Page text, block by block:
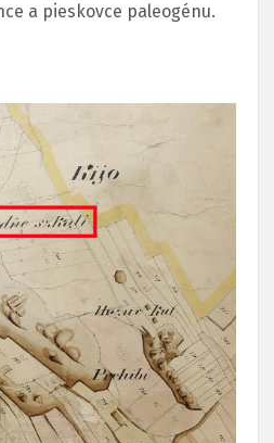
a pieskovce paleogénu.